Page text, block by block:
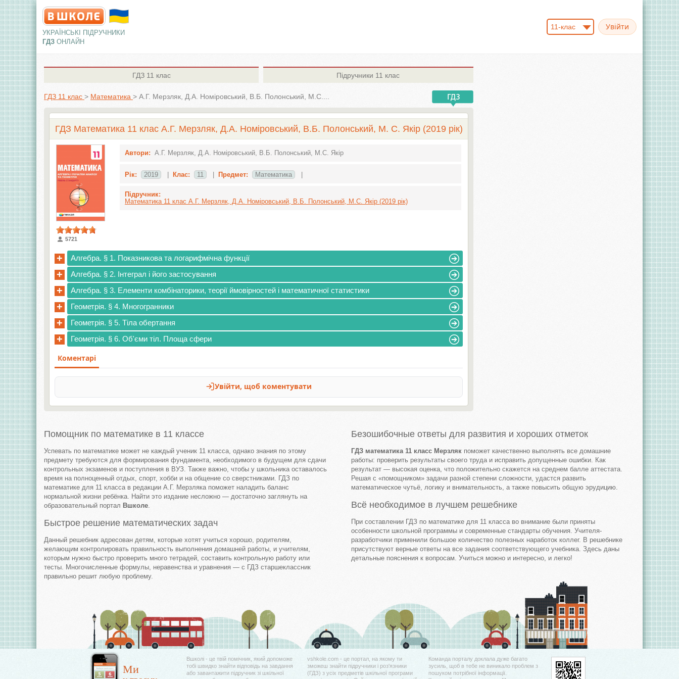
УКРАЇНСЬКІ ПІДРУЧНИКИ
ГДЗ ОНЛАЙН
11-клас
ГДЗ11 клас Підручники 11 клас
ГДЗ 11 клас > Математика > А.Г. Мерзляк, Д.А. Номіровський, В.Б. Полонський, М.С....
ГДЗ Математика 11 клас А.Г. Мерзляк, Д.А. Номіровський, В.Б. Полонський, М. С. Якір (2019 рік)
5721
Автори: А.Г. Мерзляк, Д.А. Номіровський, В.Б. Полонський, М.С. Якір
Рік: 2019 Клас: 11 Предмет: Математика
Підручник:
Математика 11 клас А.Г. Мерзляк, Д.А. Номіровський, В.Б. Полонський, М.С. Якір (2019 рік)
+ Алгебра. § 1. Показникова та логарифмічна функції
+ Алгебра. § 2. Інтеграл і його застосування
+ Алгебра. § 3. Елементи комбінаторики, теорії ймовірностей і математичної статистики
+ Геометрія. § 4. Многогранники
+ Геометрія. § 5. Тіла обертання
+ Геометрія. § 6. Об'єми тіл. Площа сфери
Помощник по математике в 11 классе
Успевать по математике может не каждый ученик 11 класса, однако знания по этому
предмету требуются для формирования фундамента, необходимого в будущем для сдачи
контрольных экзаменов и поступления в ВУЗ. Также важно, чтобы у школьника оставалось
время на полноценный отдых, спорт, хобби и на общение со сверстниками. ГДЗ по
математике для 11 класса в редакции А.Г. Мерзляка поможет наладить баланс
нормальной жизни ребёнка. Найти это издание несложно — достаточно заглянуть на
образовательный портал Вшколе.
Быстрое решение математических задач
Данный решебник адресован детям, которые хотят учиться хорошо, родителям,
желающим контролировать правильность выполнения домашней работы, и учителям,
которым нужно быстро проверить много тетрадей, составить контрольную работу или
тесты. Многочисленные формулы, неравенства и уравнения — с ГДЗ старшеклассник
правильно решит любую проблему.
Безошибочные ответы для развития и хороших отметок
ГДЗ математика 11 класс Мерзляк поможет качественно выполнять все домашние
работы: проверить результаты своего труда и исправить допущенные ошибки. Как
результат — высокая оценка, что положительно скажется на среднем балле аттестата.
Решая с «помощником» задачи разной степени сложности, удастся развить
математическое чутьё, логику и внимательность, а также повысить общую эрудицию.
Всё необходимое в лучшем решебнике
При составлении ГДЗ по математике для 11 класса во внимание были приняты
особенности школьной программы и современные стандарты обучения. Учителя-
разработчики применили большое количество полезных наработок коллег. В решебнике
присутствуют верные ответы на все задания соответствующего учебника. Здесь даны
детальные пояснения к вопросам. Учиться можно и интересно, и легко!
Ми
Вшколі - це твій помічник, який допоможе
тобі швидко знайти відповідь на завдання
або завантажити підручник зі шкільної
vshkole.com - це портал, на якому ти
зможеш знайти підручники і роз'язники
(ГДЗ) з усіх предметів шкільної програми
Команда порталу доклала дуже багато
зусиль, щоб в тебе не виникало проблем з
пошуком потрібної інформації.